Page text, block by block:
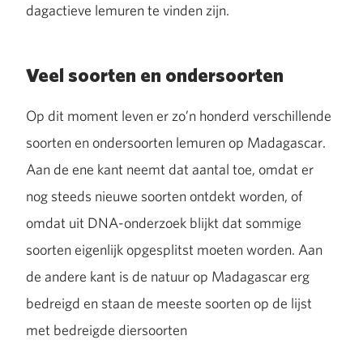
dagactieve lemuren te vinden zijn.
Veel soorten en ondersoorten
Op dit moment leven er zo’n honderd verschillende
soorten en ondersoorten lemuren op Madagascar.
Aan de ene kant neemt dat aantal toe, omdat er
nog steeds nieuwe soorten ontdekt worden, of
omdat uit DNA-onderzoek blijkt dat sommige
soorten eigenlijk opgesplitst moeten worden. Aan
de andere kant is de natuur op Madagascar erg
bedreigd en staan de meeste soorten op de lijst
met bedreigde diersoorten